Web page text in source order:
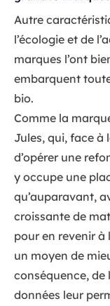
Autre
l’écologie et de
marques l’ont
embarquent
bio.
Comme la
Jules, qui, face à
d’opérer une
y occupe une
qu’auparavant,
croissante de
pour en revenir à
un moyen de
conséquence, de
données leur